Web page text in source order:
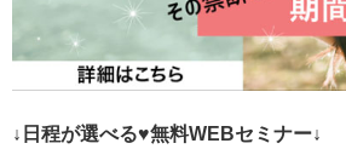
↓日程が選べる♥無料WEBセミナー↓